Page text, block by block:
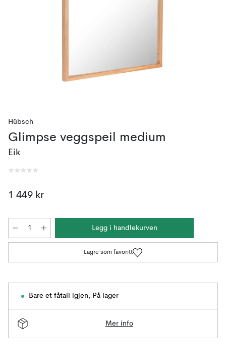
Hübsch
Glimpse veggspeil medium
Eik
1 449 kr
Legg i handlekurven
Lagre som favoritt
Bare et fåtall igjen, På lager
Mer info